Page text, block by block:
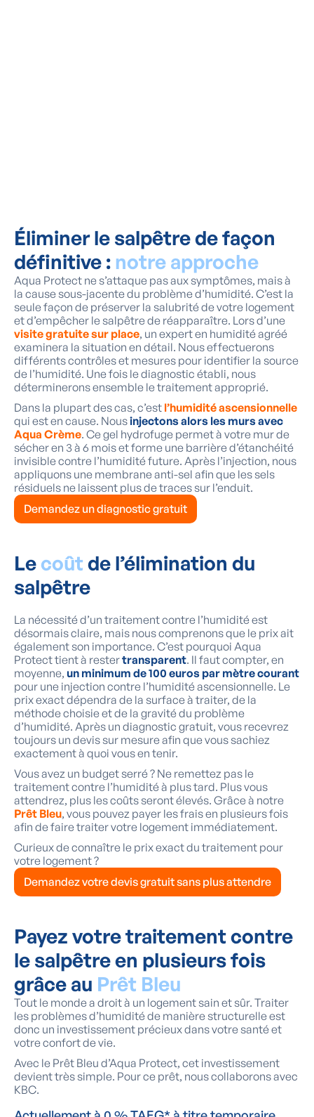
Éliminer le salpêtre de façon
définitive : notre approche
Aqua Protect ne s’attaque pas aux symptômes, mais à
la cause sous-jacente du problème d’humidité. C’est la
seule façon de préserver la salubrité de votre logement
et d’empêcher le salpêtre de réapparaître. Lors d’une
visite gratuite sur place, un expert en humidité agréé
examinera la situation en détail. Nous effectuerons
différents contrôles et mesures pour identifier la source
de l’humidité. Une fois le diagnostic établi, nous
déterminerons ensemble le traitement approprié.
Dans la plupart des cas, c’est l’humidité ascensionnelle
qui est en cause. Nousinjectons alors les murs avec
Aqua Crème. Ce gel hydrofuge permet à votre mur de
sécher en 3 à 6 mois et forme une barrière d’étanchéité
invisible contre l’humidité future. Après l’injection, nous
appliquons une membrane anti-sel afin que les sels
résiduels ne laissent plus de traces sur l’enduit.
Demandez un diagnostic gratuit
Le coût de l’élimination du
salpêtre
La nécessité d’un traitement contre l’humidité est
désormais claire, mais nous comprenons que le prix ait
également son importance. C’est pourquoi Aqua
Protect tient à restertransparent. Il faut compter, en
moyenne, un minimum de 100 euros par mètre courant
pour une injection contre l’humidité ascensionnelle. Le
prix exact dépendra de la surface à traiter, de la
méthode choisie et de la gravité du problème
d’humidité. Après un diagnostic gratuit, vous recevrez
toujours un devis sur mesure afin que vous sachiez
exactement à quoi vous en tenir.
Vous avez un budget serré ? Ne remettez pas le
traitement contre l’humidité à plus tard. Plus vous
attendrez, plus les coûts seront élevés. Grâce à notre
Prêt Bleu, vous pouvez payer les frais en plusieurs fois
afin de faire traiter votre logement immédiatement.
Curieux de connaître le prix exact du traitement pour
votre logement ?
Demandez votre devis gratuit sans plus attendre
Payez votre traitement contre
le salpêtre en plusieurs fois
grâce au Prêt Bleu
Tout le monde a droit à un logement sain et sûr. Traiter
les problèmes d’humidité de manière structurelle est
donc un investissement précieux dans votre santé et
votre confort de vie.
Avec le Prêt Bleu d’Aqua Protect, cet investissement
devient très simple. Pour ce prêt, nous collaborons avec
KBC.